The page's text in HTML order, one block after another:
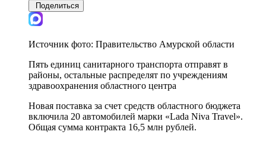
Поделиться
Источник фото: Правительство Амурской области
Пять единиц санитарного транспорта отправят в
районы, остальные распределят по учреждениям
здравоохранения областного центра
Новая поставка за счет средств областного бюджета
включила 20 автомобилей марки «Lada Niva Travel».
Общая сумма контракта 16,5 млн рублей.